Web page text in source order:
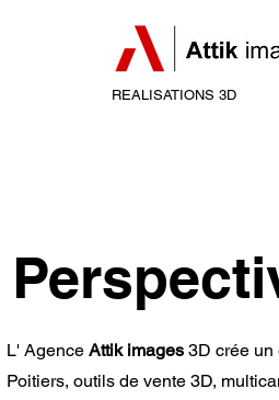
REALISATIONS 3D
L' Agence Attik images 3D crée un
Poitiers, outils de vente 3D,